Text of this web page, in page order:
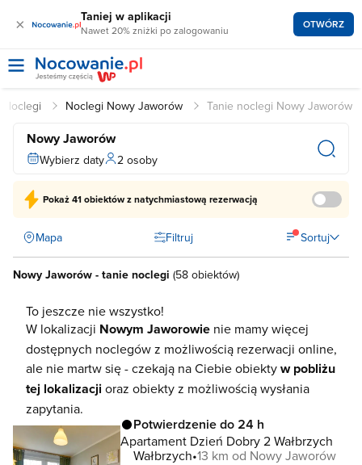
× Taniej w aplikacji
Nawet 20% zniżki po zalogowaniu OTWÓRZ
Noclegi Noclegi Nowy Jaworów Tanie noclegi Nowy Jaworów
Nowy Jaworów
Wybierz daty 2 osoby
Pokaż41 obiektówz natychmiastową rezerwacją
Mapa Filtruj Sortuj
Nowy Jaworów - tanie noclegi (58 obiektów)
To jeszcze nie wszystko!
W lokalizacji Nowym Jaworowie nie mamy więcej
dostępnych noclegów z możliwością rezerwacji online,
ale nie martw się - czekają na Ciebie obiektyw pobliżu
tej lokalizacji oraz obiekty z możliwością wysłania
zapytania.
Potwierdzenie do 24 h
Apartament Dzień Dobry 2 Wałbrzych
Wałbrzych 13 km od Nowy Jaworów